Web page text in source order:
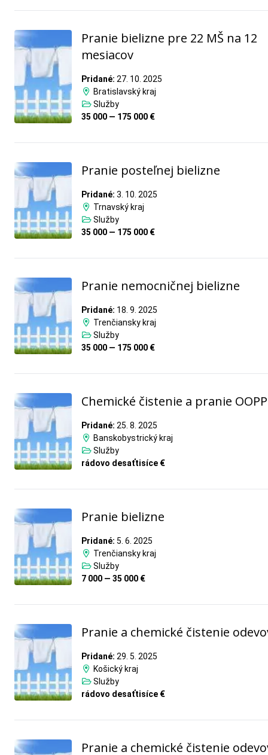
Pranie bielizne pre 22 MŠ na 12
mesiacov
Pridané: 27. 10. 2025
Bratislavský kraj
Služby
35 000 — 175 000 €
Pranie posteľnej bielizne
Pridané: 3. 10. 2025
Trnavský kraj
Služby
35 000 — 175 000 €
Pranie nemocničnej bielizne
Pridané: 18. 9. 2025
Trenčiansky kraj
Služby
35 000 — 175 000 €
Chemické čistenie a pranie OOPP
Pridané: 25. 8. 2025
Banskobystrický kraj
Služby
rádovo desaťtisíce €
Pranie bielizne
Pridané: 5. 6. 2025
Trenčiansky kraj
Služby
7 000 — 35 000 €
Pranie a chemické čistenie
Pridané: 29. 5. 2025
Košický kraj
Služby
rádovo desaťtisíce €
Pranie a chemické čistenie